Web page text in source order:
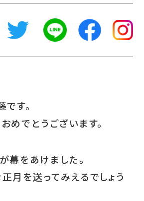
す。
めでとうございます。
幕をあけました。
月を送ってみえるでしょう